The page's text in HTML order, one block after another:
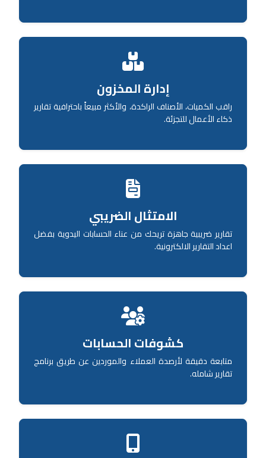
إدارة المخزون
راقب الكميات، الأصناف الراكدة، والأكثر مبيعاً باحترافية تقارير
ذكاء الأعمال للتجزئة.
الامتثال الضريبي
تقارير ضريبية جاهزة تريحك من عناء الحسابات اليدوية بفضل
اعداد التقارير الالكترونية.
كشوفات الحسابات
متابعة دقيقة لأرصدة العملاء والموردين عن طريق برنامج
تقارير شامله.